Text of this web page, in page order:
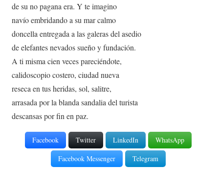
de su no pagana era. Y te imagino
navío embridando a su mar calmo
doncella entregada a las galeras del asedio
de elefantes nevados sueño y fundación.
A ti misma cien veces pareciéndote,
calidoscopio costero, ciudad nueva
reseca en tus heridas, sol, salitre,
arrasada por la blanda sandalia del turista
descansas por fin en paz.
Facebook Twitter LinkedIn
WhatsApp
Facebook Messenger
Telegram